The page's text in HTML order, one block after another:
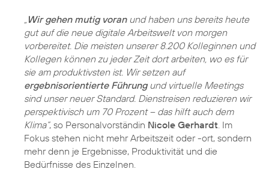
„Wir gehen mutig voranund haben uns bereits heute
gut auf die neue digitale Arbeitswelt von morgen
vorbereitet. Die meisten unserer 8.200 Kolleginnen und
Kollegen können zu jeder Zeit dort arbeiten, wo es für
sie am produktivsten ist. Wir setzen auf
ergebnisorientierte Führungund virtuelle Meetings
sind unser neuer Standard. Dienstreisen reduzieren wir
perspektivisch um 70 Prozent – das hilft auch dem
Klima“, so Personalvorständin Nicole Gerhardt. Im
Fokus stehen nicht mehr Arbeitszeit oder -ort, sondern
mehr denn je Ergebnisse, Produktivität und die
Bedürfnisse des Einzelnen.